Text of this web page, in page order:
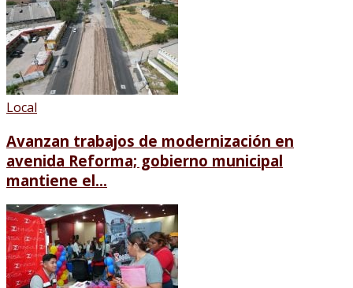
Local
Avanzan trabajos de modernización en
avenida Reforma; gobierno municipal
mantiene el...